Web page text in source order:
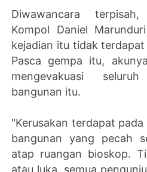
Diwawancara
Kompol Daniel
kejadian itu tidak
Pasca gempa itu,
mengevakuasi
bangunan itu.
"Kerusakan terdapat
bangunan yang pecah
atap ruangan bioskop.
atau luka, semua